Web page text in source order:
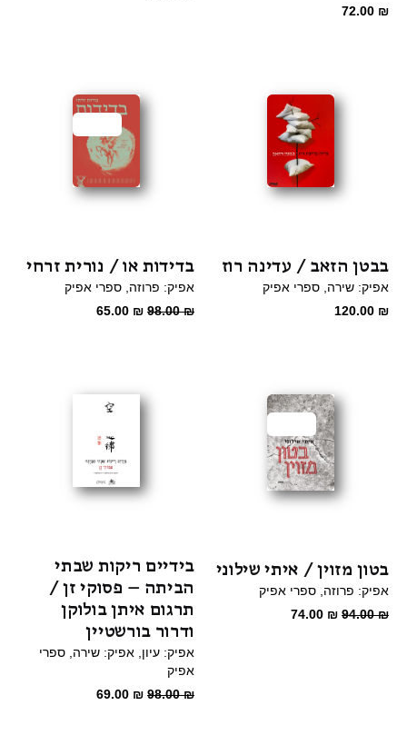
72.00 ₪
בבטן הזאב / עדינה רוז
אפיק: שירה ספרי אפיק
120.00 ₪
בדידות או / נורית זרחי
אפיק: פרוזה ספרי אפיק
98.00₪
המחיר
65.00 ₪
המחיר
בטון מזוין / איתי שילוני
אפיק: פרוזה ספרי אפיק
94.00₪
המחיר
74.00 ₪
המחיר
בידיים ריקות שבתי
הביתה – פסוקי זן /
תרגום איתן בולוקן
ודרור בורשטיין
אפיק: עיון אפיק: שירה ספרי
אפיק
98.00₪
המחיר
69.00 ₪
המחיר